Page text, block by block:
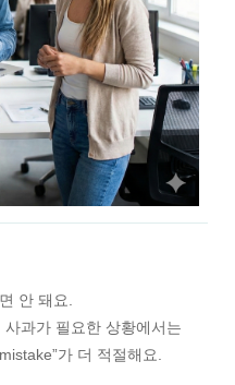
안 돼요.
과가 필요한 상황에서는
가 더 적절해요.